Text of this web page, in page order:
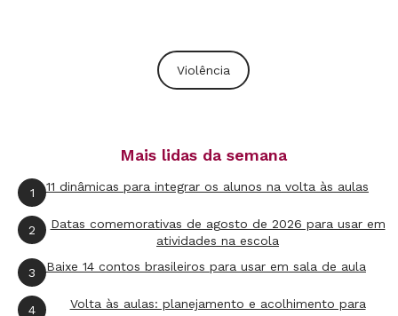
proteção à criança
e ao adolescente já foram formados pelas ações
Em 2019 o UNICEF e o Canal Futura se uniram
para mais uma iniciativa do projeto: a
construção de um ambiente online com
minicursos gratuitos do Crescer Sem violência.
Numa primeira etapa, os 15 primeiros cursos –
que combinam a curadoria de materiais
Violência
Mais lidas da semana
1 11 dinâmicas para integrar os alunos na volta às aulas
2
Datas comemorativas de agosto de 2026 para usar em
atividades na escola
3 Baixe 14 contos brasileiros para usar em sala de aula
4
Volta às aulas: planejamento e acolhimento para